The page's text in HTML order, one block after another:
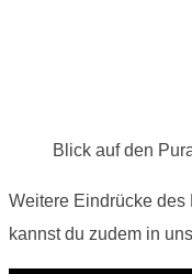
Blick auf den
Weitere Eindrücke des
kannst du zudem in